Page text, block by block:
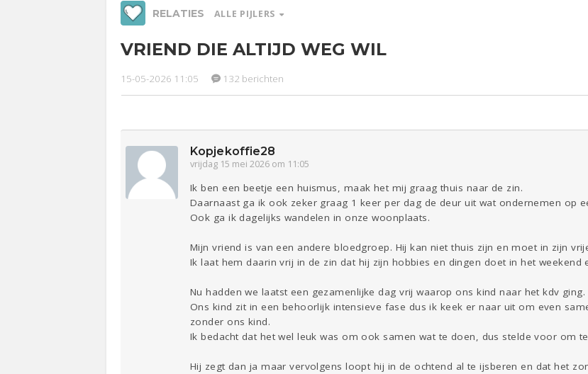
RELATIES ALLE PIJLERS
Beauty
Sport Contact
VRIEND DIE ALTIJD WEG WIL
15-05-2026 11:05 132 berichten
Kopjekoffie28
vrijdag 15 mei 2026 om 11:05
Ik ben een beetje een huismus, maak het mij graag thuis naar de zin.
Daarnaast ga ik ook zeker graag 1 keer per dag de deur uit wat ondernemen op
Ook ga ik dagelijks wandelen in onze woonplaats.
Mijn vriend is van een andere bloedgroep. Hij kan niet thuis zijn en moet in zijn
Ik laat hem daarin vrij in de zin dat hij zijn hobbies en dingen doet in het weekend
Nu hadden we laatst een gezamenlijke dag vrij waarop ons kind naar het kdv ging.
Ons kind zit in een behoorlijk intensieve fase dus ik keek er naar uit om even
zonder ons kind.
Ik bedacht dat het wel leuk was om ook samen wat te doen, dus stelde voor om
Hij zegt dan ja maar vervolgens loopt hij in de ochtend al te ijsberen en dat het